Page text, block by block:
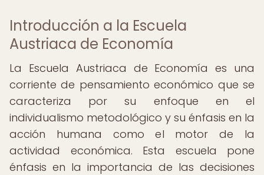
Introducción a la Escuela
Austriaca de Economía
La Escuela Austriaca de Economía es una
corriente de pensamiento económico que se
caracteriza por su enfoque en el
individualismo metodológico y su énfasis en la
acción humana como el motor de la
actividad económica. Esta escuela pone
énfasis en la importancia de las decisiones